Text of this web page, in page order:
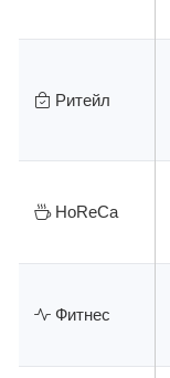
Ритейл
HoReCa
Фитнес